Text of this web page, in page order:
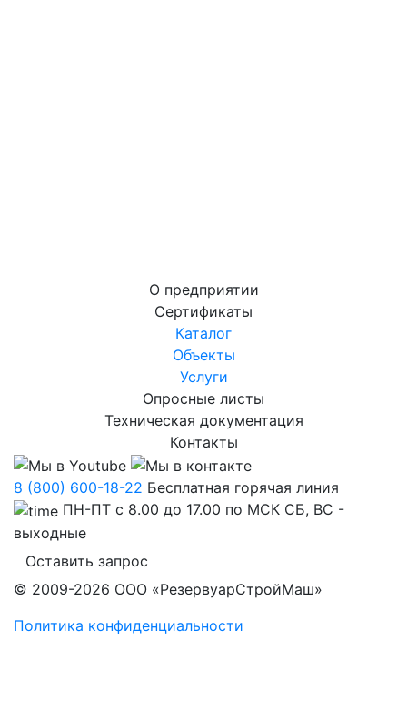
О предприятии
Сертификаты
Каталог
Объекты
Услуги
Опросные листы
Техническая документация
Контакты
8 (800) 600-18-22 Бесплатная горячая линия
ПН-ПТ с 8.00 до 17.00 по МСК СБ, ВС -
выходные
Оставить запрос
© 2009-2026 ООО «РезервуарСтройМаш»
Политика конфиденциальности